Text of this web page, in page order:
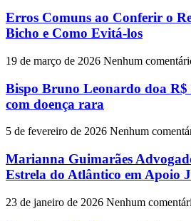
Erros Comuns ao Conferir o
Bicho e Como Evitá-los
19 de março de 2026 Nenhum
Bispo Bruno Leonardo doa R$
com doença rara
5 de fevereiro de 2026 Nenhum
Marianna Guimarães
Estrela do Atlântico em Apoio
23 de janeiro de 2026 Nenhum